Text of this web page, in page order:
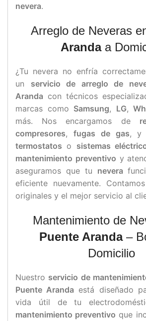
nevera.
Arreglo de Neveras
Arandaa
¿Tu nevera no enfría
un servicio de arreglo de
Aranda con técnicos
marcas como Samsung, LG,
más. Nos encargamos de
compresores, fugas de gas, y
termostatos o sistemas
mantenimiento preventivo y
aseguramos que tu nevera
eficiente nuevamente.
originales y el mejor servicio al
Mantenimiento de
Puente Aranda–
Domicilio
Nuestro servicio de
Puente Aranda está diseñado
vida útil de tu
mantenimiento preventivo que